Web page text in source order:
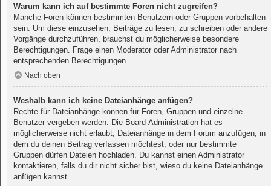
Warum kann ich auf bestimmte Foren nicht zugreifen?
Manche Foren können bestimmten Benutzern oder Gruppen vorbehalten
sein. Um diese einzusehen, Beiträge zu lesen, zu schreiben oder andere
Vorgänge durchzuführen, brauchst du möglicherweise besondere
Berechtigungen. Frage einen Moderator oder Administrator nach
entsprechenden Berechtigungen.
Nach oben
Weshalb kann ich keine Dateianhänge anfügen?
Rechte für Dateianhänge können für Foren, Gruppen und einzelne
Benutzer vergeben werden. Die Board-Administration hat es
möglicherweise nicht erlaubt, Dateianhänge in dem Forum anzufügen, in
dem du deinen Beitrag verfassen möchtest, oder nur bestimmte
Gruppen dürfen Dateien hochladen. Du kannst einen Administrator
kontaktieren, falls du dir nicht sicher bist, wieso du keine Dateianhänge
anfügen kannst.